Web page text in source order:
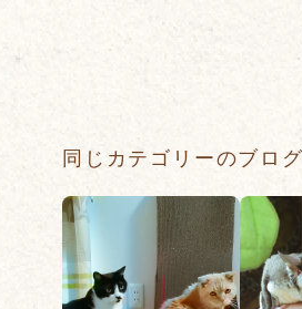
同じカテゴリーのブログ